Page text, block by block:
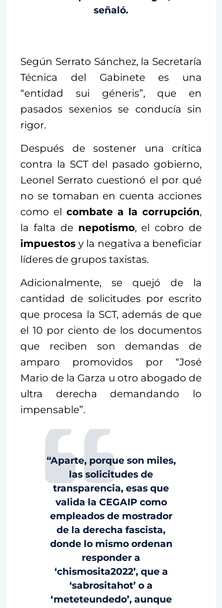
señaló.
Según Serrato Sánchez, la Secretaría
Técnica del Gabinete es una
“entidad sui géneris”, que en
pasados sexenios se conducía sin
rigor.
Después de sostener una crítica
contra la SCT del pasado gobierno,
Leonel Serrato cuestionó el por qué
no se tomaban en cuenta acciones
como el combate a la corrupción,
la falta de nepotismo, el cobro de
impuestos y la negativa a beneficiar
líderes de grupos taxistas.
Adicionalmente, se quejó de la
cantidad de solicitudes por escrito
que procesa la SCT, además de que
el 10 por ciento de los documentos
que reciben son demandas de
amparo promovidos por “José
Mario de la Garza u otro abogado de
ultra derecha demandando lo
impensable”.
“Aparte, porque son miles,
las solicitudes de
transparencia, esas que
valida la CEGAIP como
empleados de mostrador
de la derecha fascista,
donde lo mismo ordenan
responder a
‘chismosita2022’, que a
‘sabrositahot’ o a
‘meteteundedo’, aunque